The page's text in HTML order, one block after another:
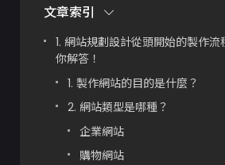
文章索引
1. 網站規劃設計從頭開始的製作
你解答！
1. 製作網站的目的是什麼？
2. 網站類型是哪種？
企業網站
購物網站